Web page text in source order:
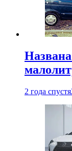
2 года спустя